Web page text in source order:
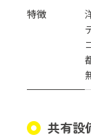
特徴
共有設